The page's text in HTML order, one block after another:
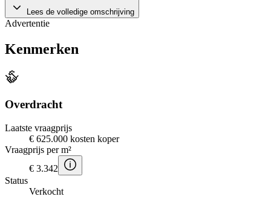
Lees de volledige omschrijving
Advertentie
Kenmerken
Overdracht
Laatste vraagprijs
€ 625.000 kosten koper
Vraagprijs per m²
€ 3.342
Status
Verkocht